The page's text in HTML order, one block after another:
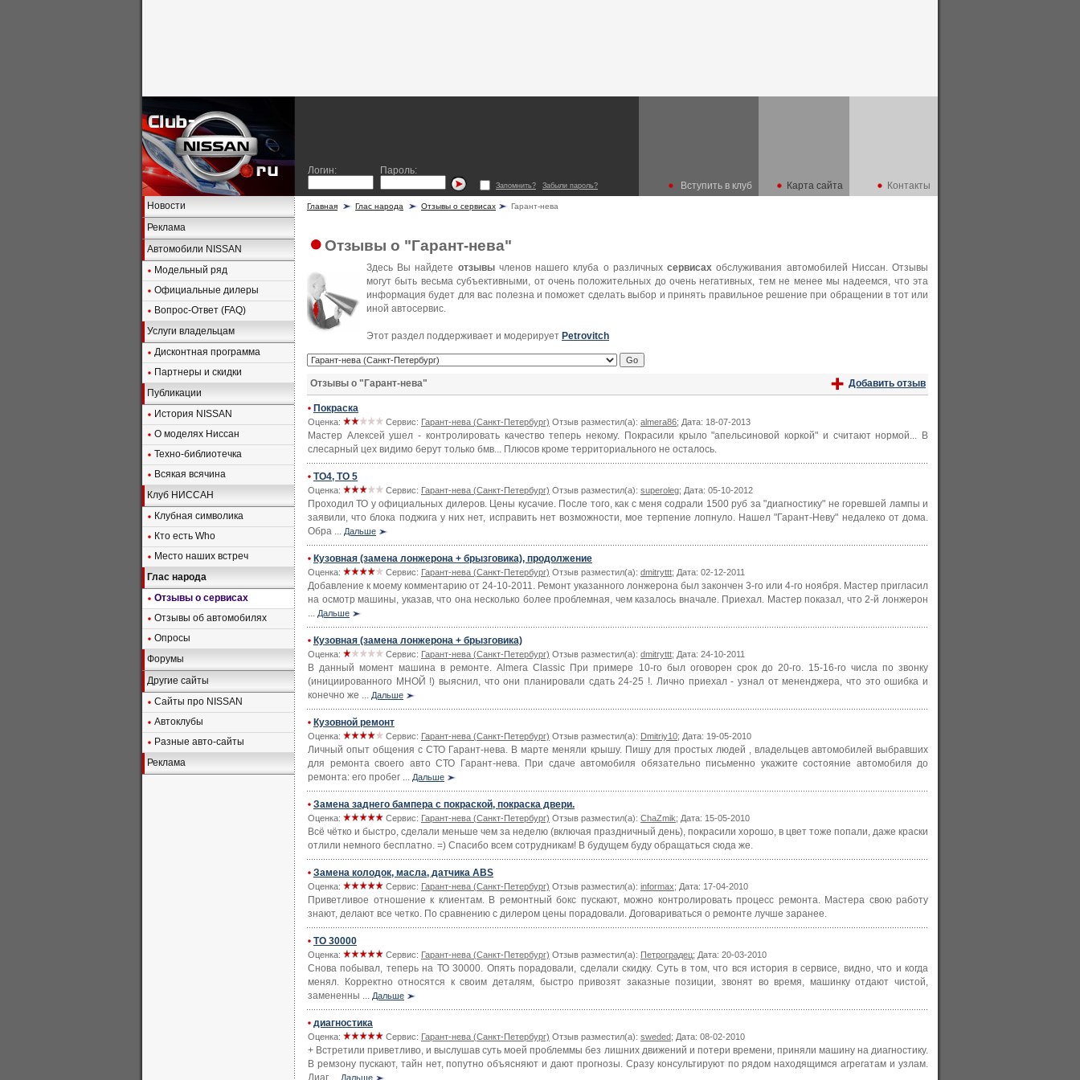
Логин: Пароль:
Запомнить? Забыли пароль? Вступить в клуб Карта сайта
Контакты
Новости
Реклама
Автомобили NISSAN
Модельный ряд
Официальные дилеры
Вопрос-Ответ (FAQ)
Услуги владельцам
Дисконтная программа
Партнеры и скидки
Публикации
История NISSAN
О моделях Ниссан
Техно-библиотечка
Всякая всячина
Клуб НИССАН
Клубная символика
Кто есть Who
Место наших встреч
Глас народа
Отзывы о сервисах
Отзывы об автомобилях
Опросы
Форумы
Другие сайты
Сайты про NISSAN
Автоклубы
Разные авто-сайты
Реклама
Главная Глас народа Отзывы о сервисах Гарант-нева
Отзывы о "Гарант-нева"
Здесь Вы найдете отзывычленов нашего клуба о различныхсервисах обслуживания автомобилей Ниссан. Отзывы
могут быть весьма субъективными, от очень положительных до очень негативных, тем не менее мы надеемся, что эта
информация будет для вас полезна и поможет сделать выбор и принять правильное решение при обращении в тот или
иной автосервис.
Этот раздел поддерживает и модерирует Petrovitch
Отзывы о "Гарант-нева" Добавить отзыв
Покраска
Оценка: Сервис: Гарант-нева (Санкт-Петербург) Отзыв разместил(а): almera86; Дата: 18-07-2013
Мастер Алексей ушел - контролировать качество теперь некому. Покрасили крыло "апельсиновой коркой" и считают нормой... В
слесарный цех видимо берут только бмв... Плюсов кроме территориального не осталось.
TO4, TO 5
Оценка: Сервис: Гарант-нева (Санкт-Петербург) Отзыв разместил(а): superoleg; Дата: 05-10-2012
Проходил ТО у официальных дилеров. Цены кусачие. После того, как с меня содрали 1500 руб за "диагностику" не горевшей лампы и
заявили, что блока поджига у них нет, исправить нет возможности, мое терпение лопнуло. Нашел "Гарант-Неву" недалеко от дома.
Обра ... Дальше
Кузовная (замена лонжерона + брызговика), продолжение
Оценка: Сервис: Гарант-нева (Санкт-Петербург) Отзыв разместил(а): dmitryttt; Дата: 02-12-2011
Добавление к моему комментарию от 24-10-2011. Ремонт указанного лонжерона был закончен 3-го или 4-го ноября. Мастер пригласил
на осмотр машины, указав, что она несколько более проблемная, чем казалось вначале. Приехал. Мастер показал, что 2-й лонжерон
... Дальше
Кузовная (замена лонжерона + брызговика)
Оценка: Сервис: Гарант-нева (Санкт-Петербург) Отзыв разместил(а): dmitryttt; Дата: 24-10-2011
В данный момент машина в ремонте. Almera Classic При примере 10-го был оговорен срок до 20-го. 15-16-го числа по звонку
(инициированного МНОЙ !) выяснил, что они планировали сдать 24-25 !. Лично приехал - узнал от мененджера, что это ошибка и
конечно же ... Дальше
Кузовной ремонт
Оценка: Сервис: Гарант-нева (Санкт-Петербург) Отзыв разместил(а): Dmitriy10; Дата: 19-05-2010
Личный опыт общения с СТО Гарант-нева. В марте меняли крышу. Пишу для простых людей , владельцев автомобилей выбравших
для ремонта своего авто СТО Гарант-нева. При сдаче автомобиля обязательно письменно укажите состояние автомобиля до
ремонта: его пробег ... Дальше
Замена заднего бампера с покраской, покраска двери.
Оценка: Сервис: Гарант-нева (Санкт-Петербург) Отзыв разместил(а): ChaZmik; Дата: 15-05-2010
Всё чётко и быстро, сделали меньше чем за неделю (включая праздничный день), покрасили хорошо, в цвет тоже попали, даже краски
отлили немного бесплатно. =) Спасибо всем сотрудникам! В будущем буду обращаться сюда же.
Замена колодок, масла, датчика ABS
Оценка: Сервис: Гарант-нева (Санкт-Петербург) Отзыв разместил(а): informax; Дата: 17-04-2010
Приветливое отношение к клиентам. В ремонтный бокс пускают, можно контролировать процесс ремонта. Мастера свою работу
знают, делают все четко. По сравнению с дилером цены порадовали. Договариваться о ремонте лучше заранее.
ТО 30000
Оценка: Сервис: Гарант-нева (Санкт-Петербург) Отзыв разместил(а): Петроградец; Дата: 20-03-2010
Снова побывал, теперь на ТО 30000. Опять порадовали, сделали скидку. Суть в том, что вся история в сервисе, видно, что и когда
менял. Корректно относятся к своим деталям, быстро привозят заказные позиции, звонят во время, машинку отдают чистой,
замененны ... Дальше
диагностика
Оценка: Сервис: Гарант-нева (Санкт-Петербург) Отзыв разместил(а): sweded; Дата: 08-02-2010
+ Встретили приветливо, и выслушав суть моей проблеммы без лишних движений и потери времени, приняли машину на диагностику.
В ремзону пускают, тайн нет, попутно объясняют и дают прогнозы. Сразу консультируют по рядом находящимся агрегатам и узлам.
Диаг ...
Дальше